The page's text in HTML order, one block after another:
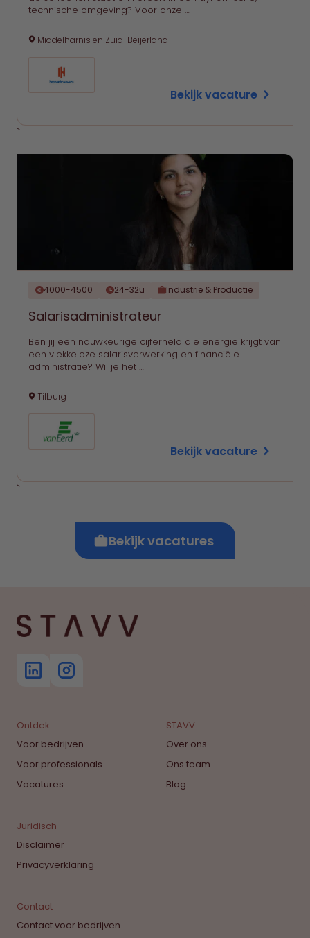
technische omgeving? Voor onze …
Middelharnis en Zuid-Beijerland
Bekijk vacature
`
4000-4500 24-32u Industrie & Productie
Salarisadministrateur
Ben jij een nauwkeurige cijferheld die energie krijgt van
een vlekkeloze salarisverwerking en financiële
administratie? Wil je het …
Tilburg
Bekijk vacature
`
Bekijk vacatures
Ontdek
Voor bedrijven
Voor professionals
Vacatures
STAVV
Over ons
Ons team
Blog
Juridisch
Disclaimer
Privacyverklaring
Contact
Contact voor bedrijven